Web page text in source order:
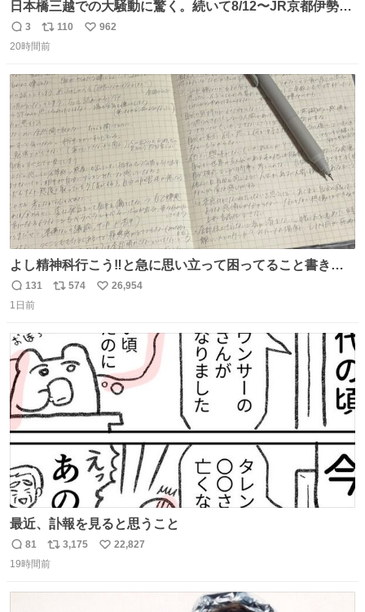
日本橋三越での大騒動に驚く。続いて8/12〜JR京都伊勢丹
でPOP UP STOREがオープンするとのこと…皆さんお怪
我なくお買い物を🙏 写真は2026/5/21 ロードショーの前日
返
信
3
リ
ポ
ト
数
110
い
数
962
20時間前
よし精神科行こう‼️と急に思い立って困ってること書き出
してたらペン止まらなくなってすごい勢いで埋まってワロ
タ
返
信
131
リ
ト
数
574
い
数
26,954
1日前
最近、訃報を見ると思うこと
返
信
81
リ
ポ
3,175
い
22,827
19時間前